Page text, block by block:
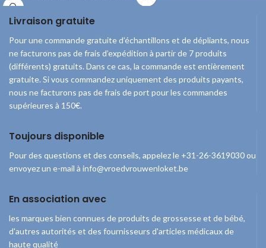
station de charge. Le système
d'éclairage est complètement chargé
utilisé pendant 80 minutes.
Le spéculum
qui l’accompagnent sont
disponibles séparément.
séparément.
Livraison gratuite
Pour une commande gratuite d’échantillons et de dépliants, nous
ne facturons pas de frais d’expédition à partir de 7 produits
(différents) gratuits. Dans ce cas, la commande est entièrement
gratuite. Si vous commandez uniquement des produits payants,
nous ne facturons pas de frais de port pour les commandes
supérieures à 150€.
Toujours disponible
Pour des questions et des conseils, appelez le +31-26-3619030 ou
envoyez un e-mail à info@vroedvrouwenloket.be
En association avec
les marques bien connues de produits de grossesse et de bébé,
d'autres autorités et des fournisseurs d'articles médicaux de
haute qualité